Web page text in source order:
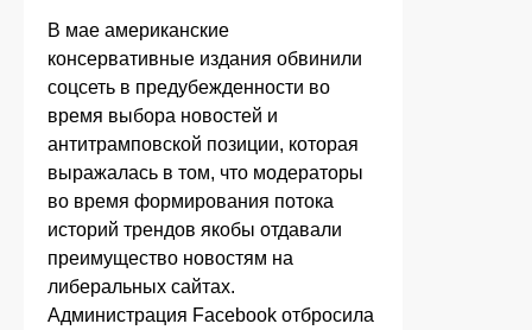
В мае американские
консервативные издания обвинили
соцсеть в предубежденности во
время выбора новостей и
антитрамповской позиции, которая
выражалась в том, что модераторы
во время формирования потока
историй трендов якобы отдавали
преимущество новостям на
либеральных сайтах.
Администрация Facebook отбросила